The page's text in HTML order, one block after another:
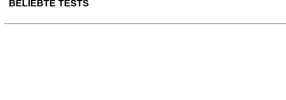
BELIEBTE TESTS